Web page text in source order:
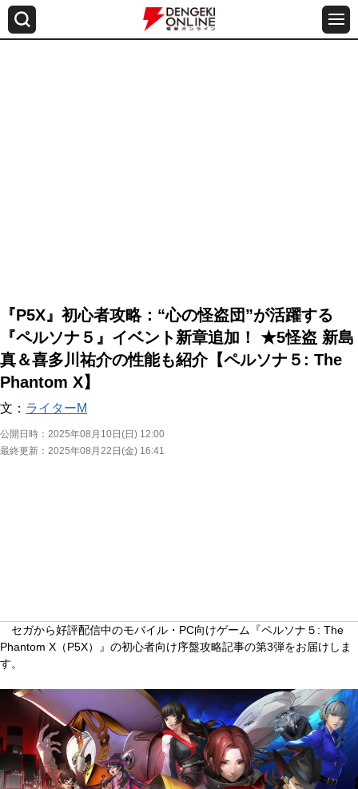
『P5X』初心者攻略：“心の怪盗団”が活躍する
『ペルソナ５』イベント新章追加！ ★5怪盗 新島
真＆喜多川祐介の性能も紹介【ペルソナ５: The
Phantom X】
文： ライターM
公開日時： 2025年08月10日(日) 12:00
最終更新： 2025年08月22日(金) 16:41
セガから好評配信中のモバイル・PC向けゲーム『ペルソナ５: The
Phantom X（P5X）』の初心者向け序盤攻略記事の第3弾をお届けしま
す。